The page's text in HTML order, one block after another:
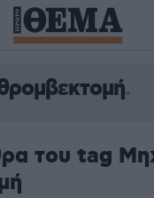
του tag